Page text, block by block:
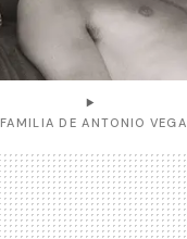
FAMILIA DE ANTONIO VEGA